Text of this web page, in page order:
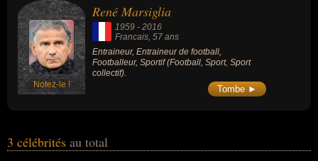
Notez-le !
René Marsiglia
1959 - 2016
Francais, 57 ans
Entraineur, Entraineur de football,
Footballeur, Sportif (Football, Sport, Sport
collectif).
Tombe ►
3 célébrités au total